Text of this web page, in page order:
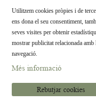
Utilitzem cookies pròpies i de
ens dona el seu consentiment,
seves visites per obtenir
mostrar publicitat relacionada amb
navegació.
Més informació
Rebutjar cookies